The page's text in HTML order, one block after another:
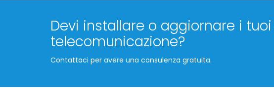
Devi installare o aggiornare i
telecomunicazione?
Contattaci per avere una consulenza gratuita.